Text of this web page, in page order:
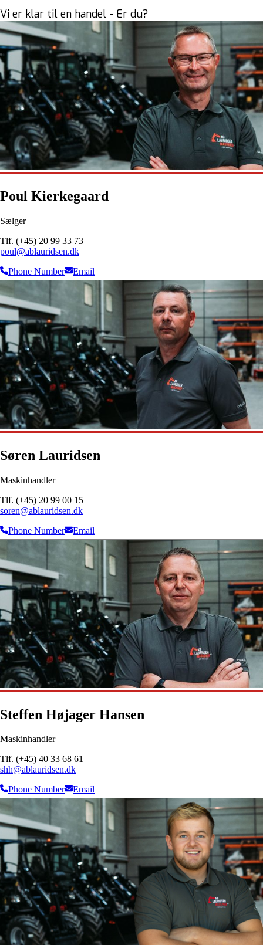
Vi er klar til en handel - Er du?
Poul Kierkegaard
Sælger
Tlf. (+45) 20 99 33 73
poul@ablauridsen.dk
Phone Number
Email
Søren Lauridsen
Maskinhandler
Tlf. (+45) 20 99 00 15
soren@ablauridsen.dk
Phone Number
Email
Steffen Højager Hansen
Maskinhandler
Tlf. (+45) 40 33 68 61
shh@ablauridsen.dk
Phone Number
Email